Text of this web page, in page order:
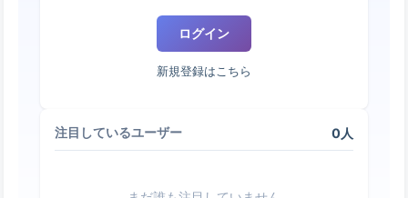
ログイン
新規登録はこちら
注目しているユーザー 0人